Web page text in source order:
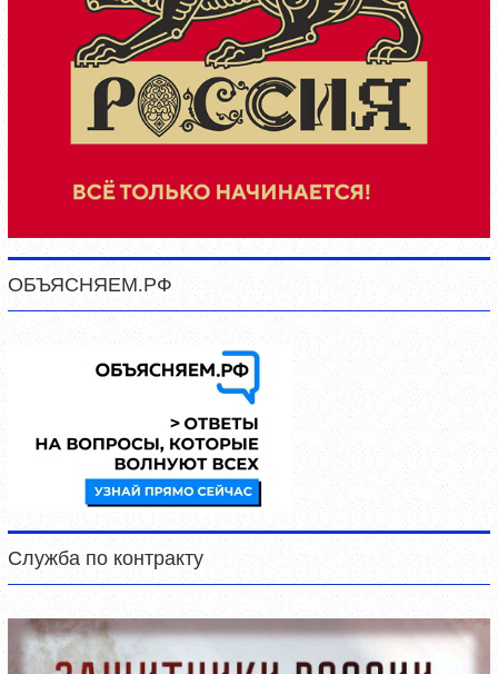
ОБЪЯСНЯЕМ.РФ
Служба по контракту